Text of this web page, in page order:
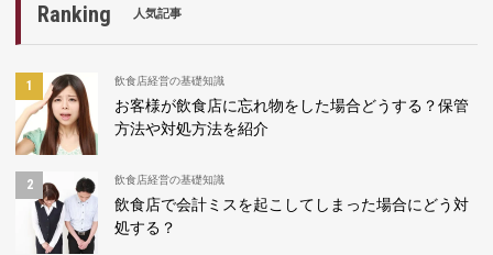
Ranking 人気記事
飲食店経営の基礎知識
お客様が飲食店に忘れ物をした場合どうする？保管
方法や対処方法を紹介
飲食店経営の基礎知識
飲食店で会計ミスを起こしてしまった場合にどう対
処する？